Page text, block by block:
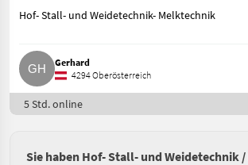
Hof- Stall- und Weidetechnik- Melktechnik
Gerhard
4294 Oberösterreich
5 Std. online
Sie haben Hof- Stall- und Weidetechnik